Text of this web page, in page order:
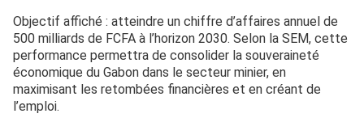
Objectif affiché : atteindre un chiffre d’affaires annuel de
500 milliards de FCFA à l’horizon 2030. Selon la SEM, cette
performance permettra de consolider la souveraineté
économique du Gabon dans le secteur minier, en
maximisant les retombées financières et en créant de
l’emploi.